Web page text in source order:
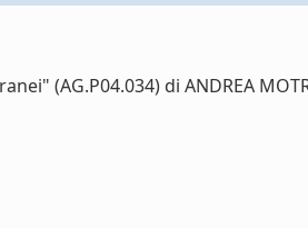
(AG.P04.034) di ANDREA